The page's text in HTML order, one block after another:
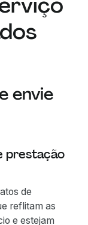
envie
prestação
de
reflitam as
e estejam